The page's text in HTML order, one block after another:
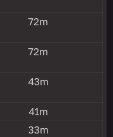
72m
72m
43m
41m
33m